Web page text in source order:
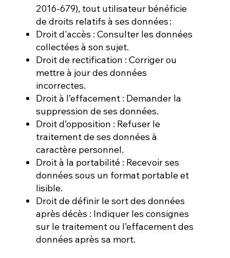
2016-679), tout utilisateur bénéficie
de droits relatifs à ses données :
Droit d'accès : Consulter les données
collectées à son sujet.
Droit de rectification : Corriger ou
mettre à jour des données
incorrectes.
Droit à l’effacement : Demander la
suppression de ses données.
Droit d’opposition : Refuser le
traitement de ses données à
caractère personnel.
Droit à la portabilité : Recevoir ses
données sous un format portable et
lisible.
Droit de définir le sort des données
après décès : Indiquer les consignes
sur le traitement ou l’effacement des
données après sa mort.